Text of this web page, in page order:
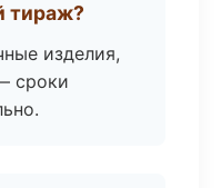
тираж?
изделия,
сроки